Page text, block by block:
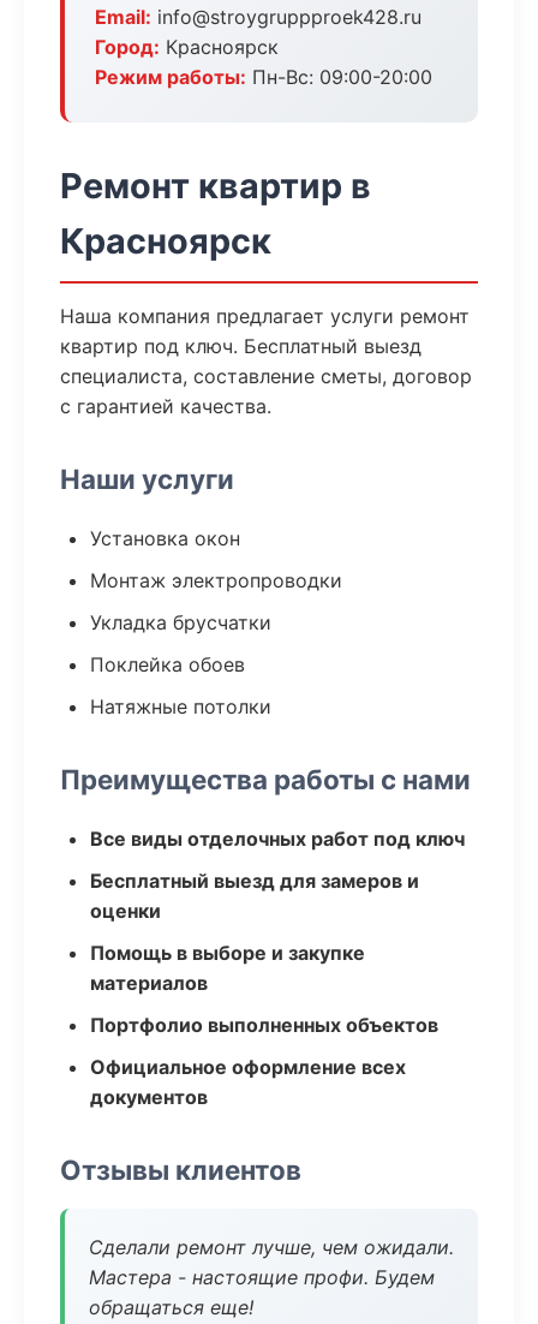
Email: info@stroygruppproek428.ru
Город: Красноярск
Режим работы: Пн-Вс: 09:00-20:00
Ремонт квартир в
Красноярск
Наша компания предлагает услуги ремонт
квартир под ключ. Бесплатный выезд
специалиста, составление сметы, договор
с гарантией качества.
Наши услуги
Установка окон
Монтаж электропроводки
Укладка брусчатки
Поклейка обоев
Натяжные потолки
Преимущества работы с нами
Все виды отделочных работ под ключ
Бесплатный выезд для замеров и
оценки
Помощь в выборе и закупке
материалов
Портфолио выполненных объектов
Официальное оформление всех
документов
Отзывы клиентов
Сделали ремонт лучше, чем ожидали.
Мастера - настоящие профи. Будем
обращаться еще!